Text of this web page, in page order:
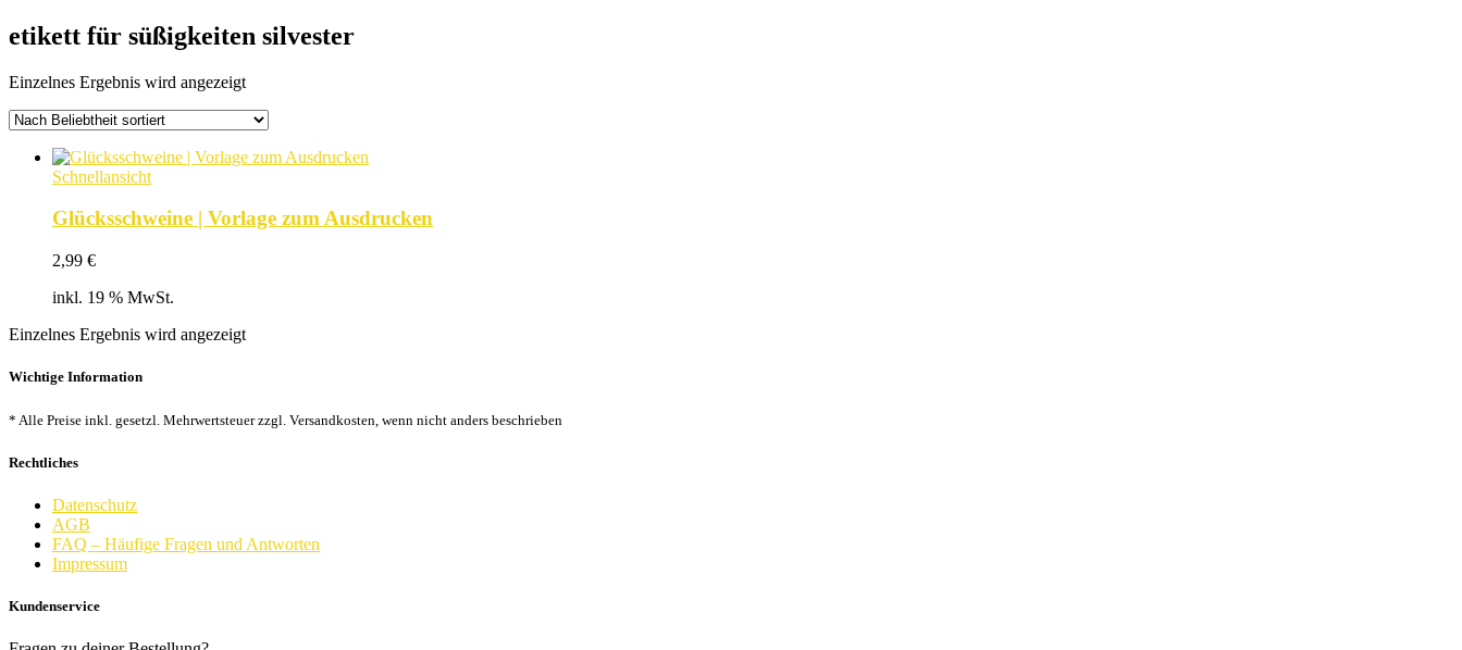
etikett für süßigkeiten silvester
Einzelnes Ergebnis wird angezeigt
Schnellansicht
Glücksschweine | Vorlage zum Ausdrucken
2,99 €
inkl. 19 % MwSt.
Einzelnes Ergebnis wird angezeigt
Wichtige Information
* Alle Preise inkl. gesetzl. Mehrwertsteuer zzgl. Versandkosten, wenn nicht anders beschrieben
Rechtliches
Datenschutz
AGB
FAQ – Häufige Fragen und Antworten
Impressum
Kundenservice